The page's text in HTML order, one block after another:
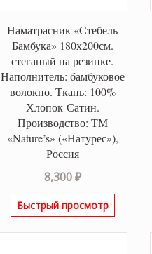
Наматрасник «Стебель
Бамбука» 180х200см.
стеганый на резинке.
Наполнитель: бамбуковое
волокно. Ткань: 100%
Хлопок-Сатин.
Производство: ТМ
«Nature’s» («Натурес»),
Россия
8,300₽
Быстрый просмотр